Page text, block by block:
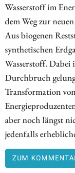
Wasserstoff im
dem Weg zur
Aus biogenen
synthetischen
Wasserstoff. Dabei
Durchbruch
Transformation
aber noch längst
jedenfalls
ZUM